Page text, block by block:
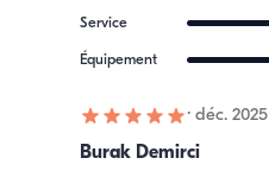
Service
Équipement
·déc. 2025
Burak Demirci